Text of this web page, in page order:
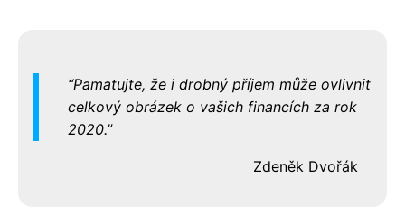
Pamatujte, že i drobný příjem může ovlivnit
celkový obrázek o vašich financích za rok
2020.
Zdeněk Dvořák